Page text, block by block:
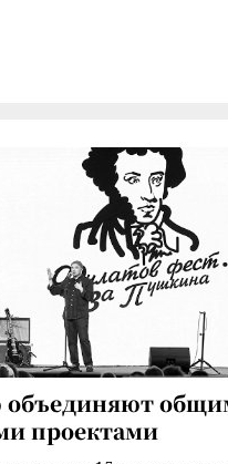
объединяют
проектами